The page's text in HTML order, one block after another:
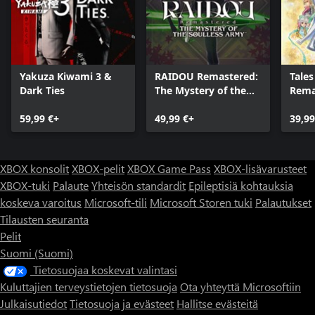
Yakuza Kiwami 3 &
Dark Ties
59,99 €+
RAIDOU Remastered:
The Mystery of the
49,99 €+
XBOX konsolitXBOX-pelitXBOX Game Pass XBOX-lisävarusteet
XBOX-tuki PalauteYhteisön standardit Epileptisiä kohtauksia
koskeva varoitus Microsoft-tili Microsoft Storen tuki Palautukset
Tilausten seuranta
Pelit
Suomi (Suomi)
Tietosuojaa koskevat valintasi
Kuluttajien terveystietojen tietosuoja Ota yhteyttä Microsoftiin
JulkaisutiedotTietosuoja ja evästeet Hallitse evästeitä